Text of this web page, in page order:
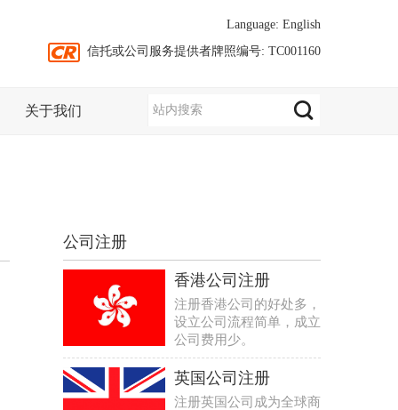
Language: English
信托或公司服务提供者牌照编号: TC001160
关于我们
公司注册
香港公司注册
注册香港公司的好处多，
设立公司流程简单，成立
公司费用少。
英国公司注册
注册英国公司成为全球商